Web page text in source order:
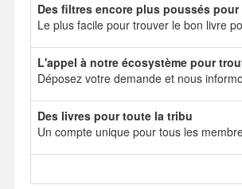
Des filtres encore plus poussés pour
Le plus facile pour trouver le bon livre
L'appel à notre écosystème pour
Déposez votre demande et nous
Des livres pour toute la tribu
Un compte unique pour tous les